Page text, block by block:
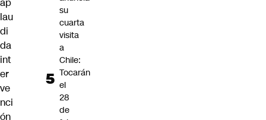
ap
lau
di
da
int
er
ve
nci
ón
su
cuarta
visita
a
Chile:
Tocarán
el
28
de